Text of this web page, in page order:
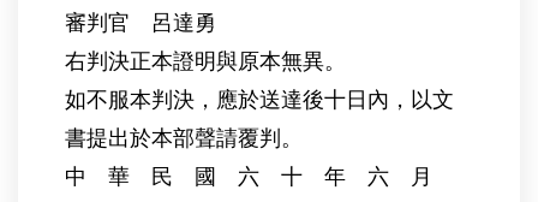
審判官 呂達勇
右判決正本證明與原本無異。
如不服本判決，應於送達後十日內，以文
書提出於本部聲請覆判。
中 華 民 國 六 十 年 六 月